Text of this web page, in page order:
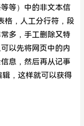
等）中的非文本信
格，人工分行符，段
多，手工删除又特
以先将网页中的内
息，然后再从记事
，这样就可以获得